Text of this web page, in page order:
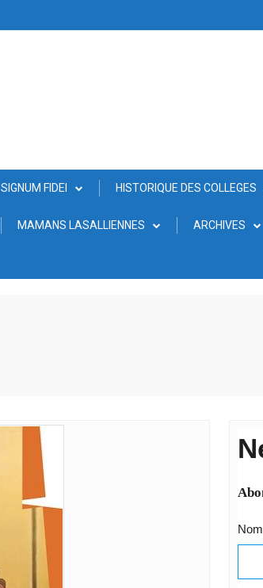
SIGNUM FIDEI HISTORIQUE DES COLLEGES
MAMANS LASALLIENNES ARCHIVES